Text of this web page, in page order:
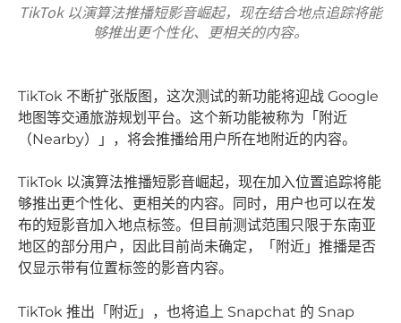
TikTok 以演算法推播短影音崛起，现在结合地点追踪将能
够推出更个性化、更相关的内容。
TikTok 不断扩张版图，这次测试的新功能将迎战 Google
地图等交通旅游规划平台。这个新功能被称为「附近
（Nearby）」，将会推播给用户所在地附近的内容。
TikTok 以演算法推播短影音崛起，现在加入位置追踪将能
够推出更个性化、更相关的内容。同时，用户也可以在发
布的短影音加入地点标签。但目前测试范围只限于东南亚
地区的部分用户，因此目前尚未确定，「附近」推播是否
仅显示带有位置标签的影音内容。
TikTok 推出「附近」，也将追上 Snapchat 的 Snap